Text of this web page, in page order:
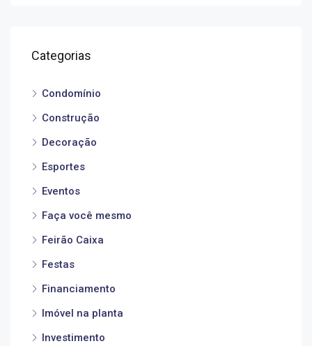
Categorias
Condomínio
Construção
Decoração
Esportes
Eventos
Faça você mesmo
Feirão Caixa
Festas
Financiamento
Imóvel na planta
Investimento